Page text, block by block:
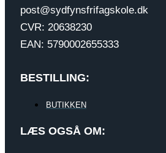
post@sydfynsfrifagskole.dk
CVR: 20638230
EAN: 5790002655333
BESTILLING:
BUTIKKEN
LÆS OGSÅ OM: